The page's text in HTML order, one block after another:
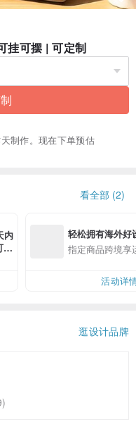
挂可摆 | 可定制
制作。现在下单预估
看全部 (2)
内
折
轻松拥有海外好
指定商品跨境享
活动详
逛设计品牌